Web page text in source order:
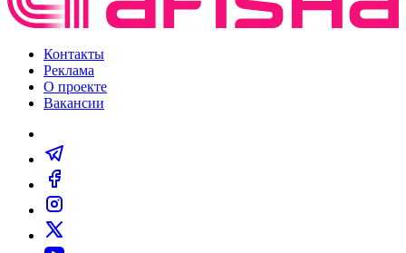
Контакты
Реклама
О проекте
Вакансии